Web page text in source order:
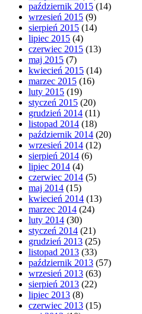
październik 2015 (14)
wrzesień 2015 (9)
sierpień 2015 (14)
lipiec 2015 (4)
czerwiec 2015 (13)
maj 2015 (7)
kwiecień 2015 (14)
marzec 2015 (16)
luty 2015 (19)
styczeń 2015 (20)
grudzień 2014 (11)
listopad 2014 (18)
październik 2014 (20)
wrzesień 2014 (12)
sierpień 2014 (6)
lipiec 2014 (4)
czerwiec 2014 (5)
maj 2014 (15)
kwiecień 2014 (13)
marzec 2014 (24)
luty 2014 (30)
styczeń 2014 (21)
grudzień 2013 (25)
listopad 2013 (33)
październik 2013 (57)
wrzesień 2013 (63)
sierpień 2013 (22)
lipiec 2013 (8)
czerwiec 2013 (15)